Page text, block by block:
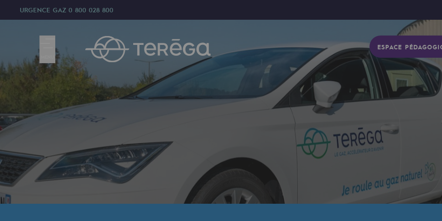
URGENCE GAZ 0 800 028 800
ESPACE
Nous sommes
Nous sommes
Teréga
Teréga
Accélérateur de la transition énergétique